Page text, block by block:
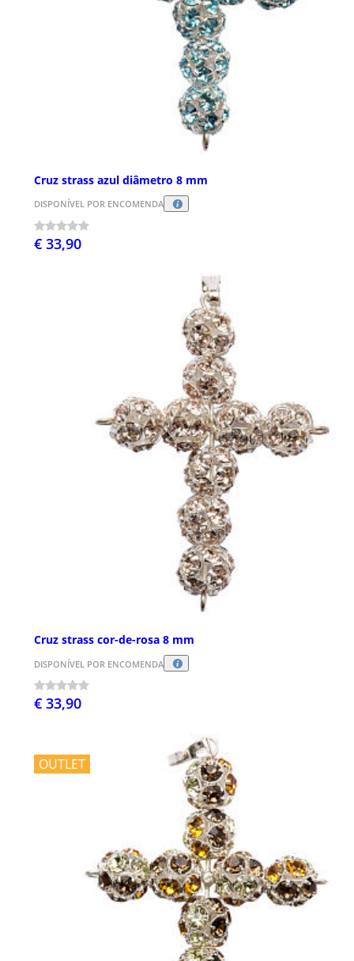
Cruz strass azul diâmetro 8 mm
DISPONÍVEL POR ENCOMENDA
€ 33,90
Cruz strass cor-de-rosa 8 mm
DISPONÍVEL POR ENCOMENDA
€ 33,90
OUTLET